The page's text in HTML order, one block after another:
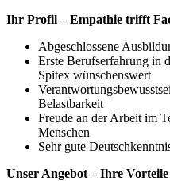
Ihr Profil – Empathie trifft
Abgeschlossene
Erste Berufserfahrung in
Spitex wünschenswert
Belastbarkeit
Freude an der Arbeit im
Menschen
Sehr gute
Unser Angebot – Ihre Vorteile